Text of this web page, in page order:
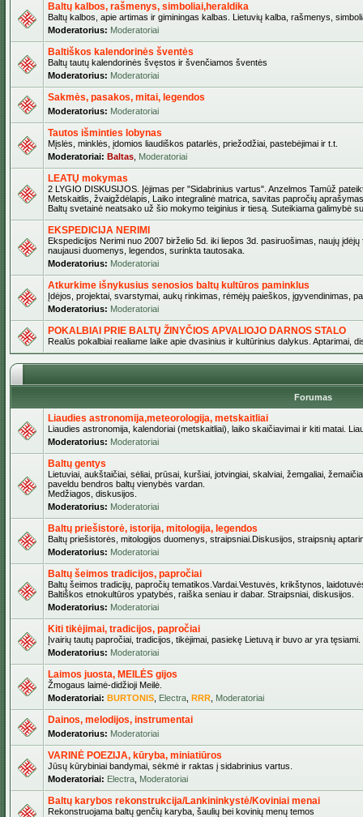
Baltų kalbos, rašmenys, simboliai,heraldika
Baltų kalbos, apie artimas ir giminingas kalbas. Lietuvių kalba, rašmenys,
Moderatorius: Moderatoriai
Baltiškos kalendorinės šventės
Baltų tautų kalendorinės švęstos ir švenčiamos šventės
Moderatorius: Moderatoriai
Sakmės, pasakos, mitai, legendos
Moderatorius: Moderatoriai
Tautos išminties lobynas
Mįslės, minklės, įdomios liaudiškos patarlės, priežodžiai, pastebėjimai ir t.t.
Moderatoriai: Baltas Moderatoriai
LEATŲ mokymas
2 LYGIO DISKUSIJOS. Įėjimas per "Sidabrinius vartus". Anzelmos Tamūž
Metskaitlis, žvaigždėlapis, Laiko integralinė matrica, savitas papročių
Baltų svetainė neatsako už šio mokymo teiginius ir tiesą. Suteikiama galimybė
EKSPEDICIJA NERIMI
Ekspedicijos Nerimi nuo 2007 birželio 5d. iki liepos 3d. pasiruošimas, naujų
naujausi duomenys, legendos, surinkta tautosaka.
Moderatorius: Moderatoriai
Atkurkime išnykusius senosios baltų kultūros paminklus
Įdėjos, projektai, svarstymai, aukų rinkimas, rėmėjų paieškos, įgyvendinimas,
Moderatorius: Moderatoriai
POKALBIAI PRIE BALTŲ ŽINYČIOS APVALIOJO DARNOS STALO
Realūs pokalbiai realiame laike apie dvasinius ir kultūrinius dalykus. Aptarimai,
Forumas
Liaudies astronomija,meteorologija, metskaitliai
Liaudies astronomija, kalendoriai (metskaitliai), laiko skaičiavimai ir kiti matai.
Moderatorius: Moderatoriai
Baltų gentys
Lietuviai, aukštaičiai, sėliai, prūsai, kuršiai, jotvingiai, skalviai, žemgaliai,
paveldu bendros baltų vienybės vardan.
Medžiagos, diskusijos.
Moderatorius: Moderatoriai
Baltų priešistorė, istorija, mitologija, legendos
Baltų priešistorės, mitologijos duomenys, straipsniai.Diskusijos, straipsnių
Moderatorius: Moderatoriai
Baltų šeimos tradicijos, papročiai
Baltų šeimos tradicijų, papročių tematikos.Vardai.Vestuvės, krikštynos,
Baltiškos etnokultūros ypatybės, raiška seniau ir dabar. Straipsniai, diskusijos.
Moderatorius: Moderatoriai
Kiti tikėjimai, tradicijos, papročiai
Įvairių tautų papročiai, tradicijos, tikėjimai, pasiekę Lietuvą ir buvo ar yra tęsiami.
Moderatorius: Moderatoriai
Laimos juosta, MEILĖS gijos
Žmogaus laimė-didžioji Meilė.
Moderatoriai: BURTONIS Electra RRR Moderatoriai
Dainos, melodijos, instrumentai
Moderatorius: Moderatoriai
VARINĖ POEZIJA, kūryba, miniatiūros
Jūsų kūrybiniai bandymai, sėkmė ir raktas į sidabrinius vartus.
Moderatoriai: Electra Moderatoriai
Baltų karybos rekonstrukcija/Lankininkystė/Koviniai menai
Rekonstruojama baltų genčių karyba, šaulių bei kovinių menų temos